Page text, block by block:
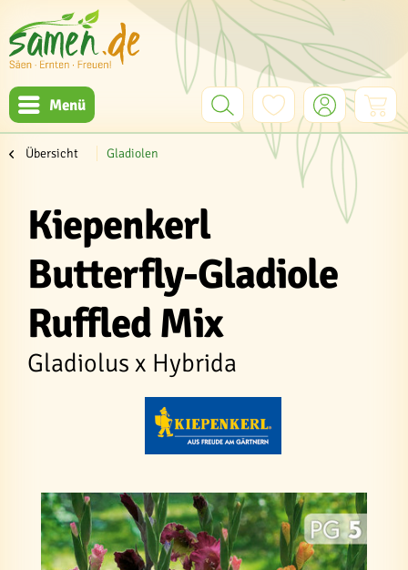
Menü
Übersicht Gladiolen
Kiepenkerl
Butterfly-Gladiole
Ruffled Mix
Gladiolus x Hybrida